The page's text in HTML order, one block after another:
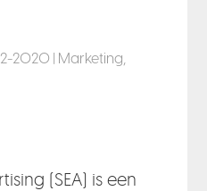
2020 | Marketing
(SEA) is een